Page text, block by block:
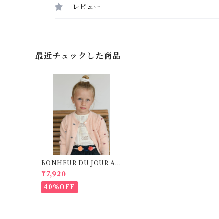
レビュー
最近チェックした商品
BONHEUR DU JOUR AR
¥7,920
40%OFF